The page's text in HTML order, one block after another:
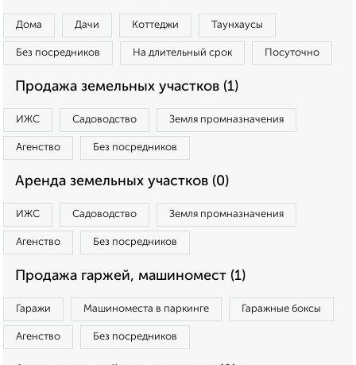
Дома Дачи Коттеджи Таунхаусы
Без посредников На длительный срок Посуточно
Продажа земельных участков (1)
ИЖС Садоводство Земля промназначения
Агенство Без посредников
Аренда земельных участков (0)
ИЖС Садоводство Земля промназначения
Агенство Без посредников
Продажа гаржей, машиномест (1)
Гаражи Машиноместа в паркинге Гаражные боксы
Агенство Без посредников